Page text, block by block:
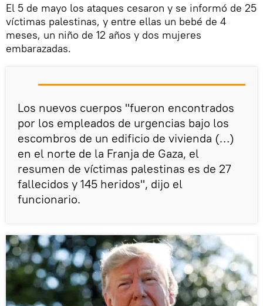
El 5 de mayo los ataques cesaron y se informó de 25
víctimas palestinas, y entre ellas un bebé de 4
meses, un niño de 12 años y dos mujeres
embarazadas.
Los nuevos cuerpos "fueron encontrados
por los empleados de urgencias bajo los
escombros de un edificio de vivienda (…)
en el norte de la Franja de Gaza, el
resumen de víctimas palestinas es de 27
fallecidos y 145 heridos", dijo el
funcionario.